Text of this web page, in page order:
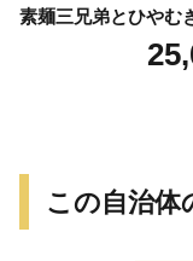
素麺三兄弟とひやむ
この自治体